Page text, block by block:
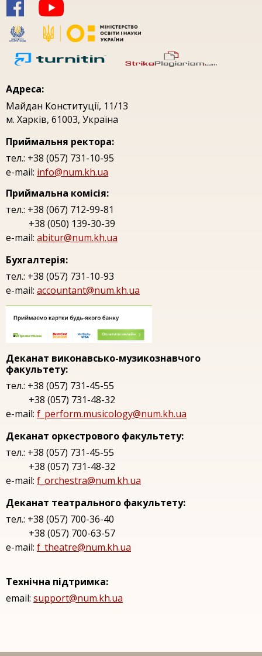
Адреса:
Майдан Конституцiї, 11/13
м. Харкiв, 61003, Україна
Приймальня ректора:
тел.: +38 (057) 731-10-95
e-mail: info@num.kh.ua
Приймальна комісія:
тел.: +38 (067) 712-99-81
+38 (050) 139-30-39
e-mail: abitur@num.kh.ua
Бухгалтерія:
тел.: +38 (057) 731-10-93
e-mail: accountant@num.kh.ua
Деканат виконавсько-музикознавчого
факультету:
тел.: +38 (057) 731-45-55
+38 (057) 731-48-32
e-mail: f_perform.musicology@num.kh.ua
Деканат оркестрового факультету:
тел.: +38 (057) 731-45-55
+38 (057) 731-48-32
e-mail: f_orchestra@num.kh.ua
Деканат театрального факультету:
тел.: +38 (057) 700-36-40
+38 (057) 700-63-57
e-mail: f_theatre@num.kh.ua
Технічна підтримка:
email: support@num.kh.ua